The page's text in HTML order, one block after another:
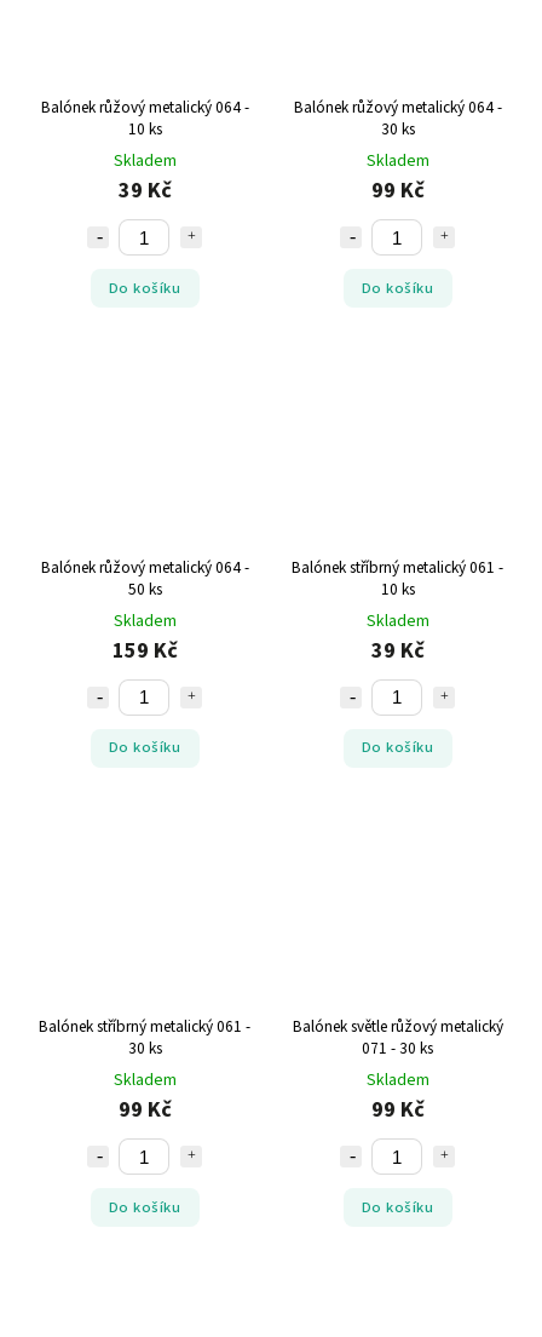
Balónek růžový metalický 064 -
10 ks
Skladem
39 Kč
Do košíku
Balónek růžový metalický 064 -
30 ks
Skladem
99 Kč
Do košíku
Balónek růžový metalický 064 -
50 ks
Skladem
159 Kč
Do košíku
Balónek stříbrný metalický 061 -
10 ks
Skladem
39 Kč
Do košíku
Balónek stříbrný metalický 061 -
30 ks
Skladem
99 Kč
Do košíku
Balónek světle růžový metalický
071 - 30 ks
Skladem
99 Kč
Do košíku